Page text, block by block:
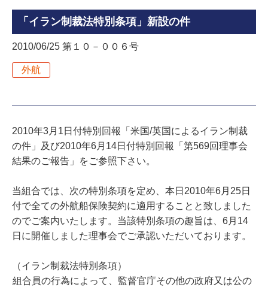
「イラン制裁法特別条項」新設の件
2010/06/25 第１０－００６号
外航
2010年3月1日付特別回報「米国/英国によるイラン制裁
の件」及び2010年6月14日付特別回報「第569回理事会
結果のご報告」をご参照下さい。
当組合では、次の特別条項を定め、本日2010年6月25日
付で全ての外航船保険契約に適用することと致しました
のでご案内いたします。当該特別条項の趣旨は、6月14
日に開催しました理事会でご承認いただいております。
（イラン制裁法特別条項）
組合員の行為によって、監督官庁その他の政府又は公の